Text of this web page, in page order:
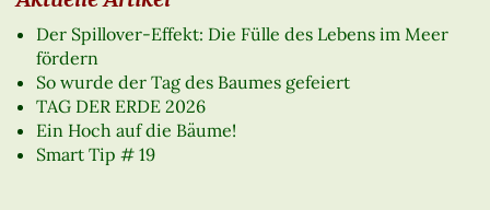
Der Spillover-Effekt: Die Fülle des Lebens im Meer
fördern
So wurde der Tag des Baumes gefeiert
TAG DER ERDE 2026
Ein Hoch auf die Bäume!
Smart Tip # 19